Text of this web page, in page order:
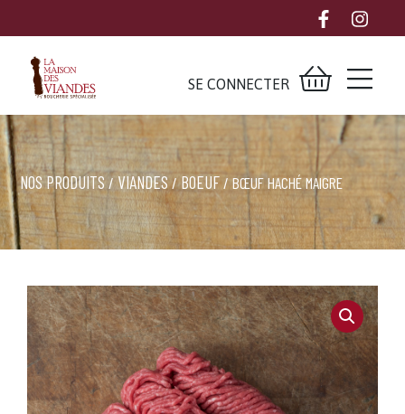
SE CONNECTER
NOS PRODUITS /VIANDES/BOEUF/ BŒUF HACHÉ MAIGRE